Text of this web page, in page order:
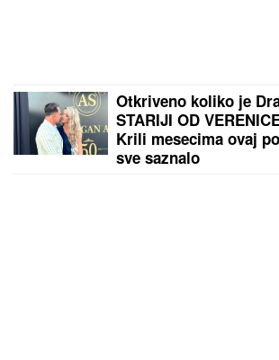
Otkriveno koliko je
STARIJI OD
Krili mesecima ovaj
sve saznalo